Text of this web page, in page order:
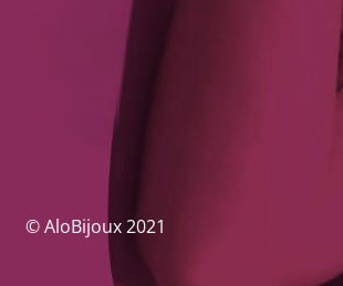
© AloBijoux 2021